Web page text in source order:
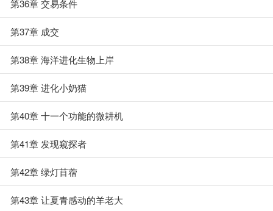
第36章 交易条件
第37章 成交
第38章 海洋进化生物上岸
第39章 进化小奶猫
第40章 十一个功能的微耕机
第41章 发现窥探者
第42章 绿灯苜蓿
第43章 让夏青感动的羊老大